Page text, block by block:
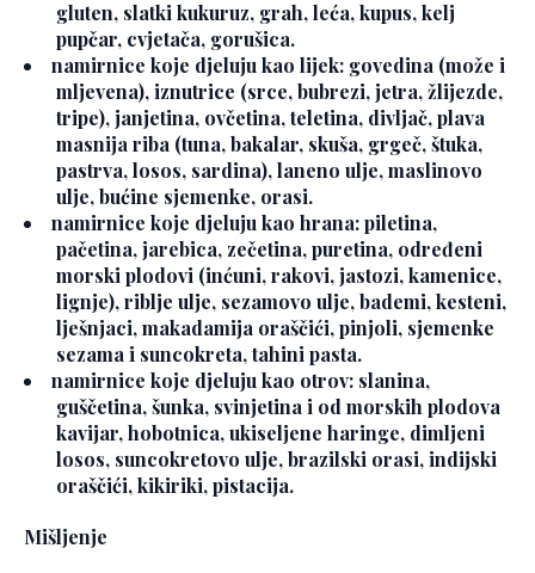
gluten, slatki kukuruz, grah, leća, kupus, kelj
pupčar, cvjetača, gorušica.
namirnice koje djeluju kao lijek: govedina (može i
mljevena), iznutrice (srce, bubrezi, jetra, žlijezde,
tripe), janjetina, ovčetina, teletina, divljač, plava
masnija riba (tuna, bakalar, skuša, grgeč, štuka,
pastrva, losos, sardina), laneno ulje, maslinovo
ulje, bućine sjemenke, orasi.
namirnice koje djeluju kao hrana: piletina,
pačetina, jarebica, zečetina, puretina, određeni
morski plodovi (inćuni, rakovi, jastozi, kamenice,
lignje), riblje ulje, sezamovo ulje, bademi, kesteni,
lješnjaci, makadamija oraščići, pinjoli, sjemenke
sezama i suncokreta, tahini pasta.
namirnice koje djeluju kao otrov: slanina,
guščetina, šunka, svinjetina i od morskih plodova
kavijar, hobotnica, ukiseljene haringe, dimljeni
losos, suncokretovo ulje, brazilski orasi, indijski
oraščići, kikiriki, pistacija.
Mišljenje